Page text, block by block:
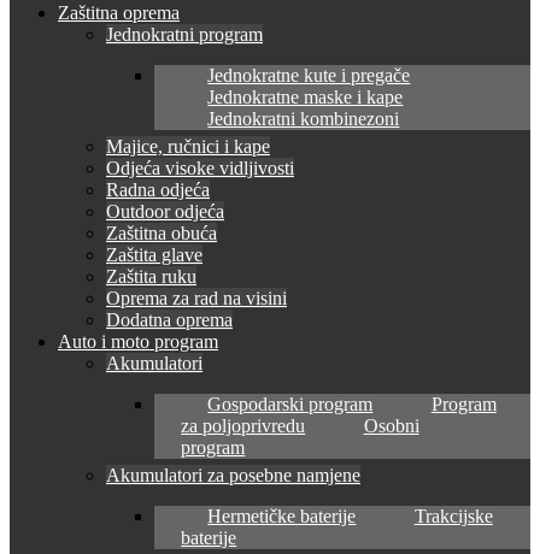
Zaštitna oprema
Jednokratni program
Jednokratne kute i pregače
Jednokratne maske i kape
Jednokratni kombinezoni
Majice, ručnici i kape
Odjeća visoke vidljivosti
Radna odjeća
Outdoor odjeća
Zaštitna obuća
Zaštita glave
Zaštita ruku
Oprema za rad na visini
Dodatna oprema
Auto i moto program
Akumulatori
Gospodarski program
Program
za poljoprivredu
Osobni
program
Akumulatori za posebne namjene
Hermetičke baterije
Trakcijske
baterije